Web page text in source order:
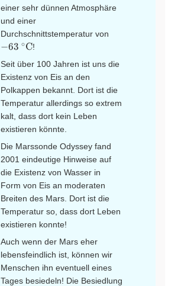
einer sehr dünnen Atmosphäre
und einer
Durchschnittstemperatur von
−63 ∘C!
Seit über 100 Jahren ist uns die
Existenz von Eis an den
Polkappen bekannt. Dort ist die
Temperatur allerdings so extrem
kalt, dass dort kein Leben
existieren könnte.
Die Marssonde Odyssey fand
2001 eindeutige Hinweise auf
die Existenz von Wasser in
Form von Eis an moderaten
Breiten des Mars. Dort ist die
Temperatur so, dass dort Leben
existieren konnte!
Auch wenn der Mars eher
lebensfeindlich ist, können wir
Menschen ihn eventuell eines
Tages besiedeln! Die Besiedlung